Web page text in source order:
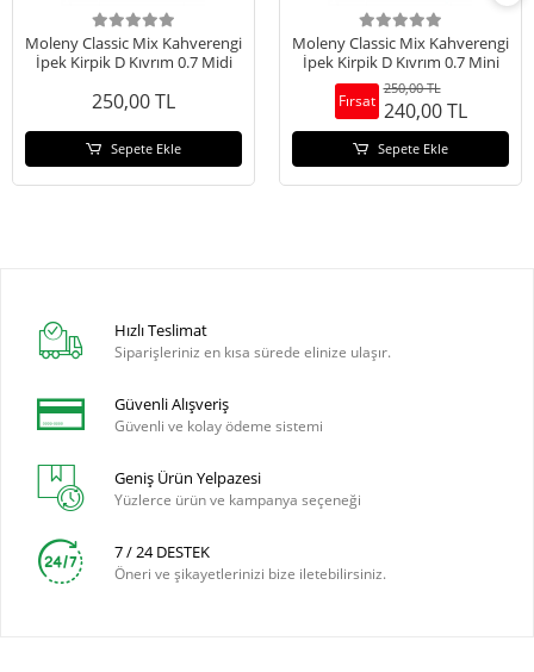
Moleny Classic Mix Kahverengi
İpek Kirpik D Kıvrım 0.7 Midi
250,00 TL
Sepete Ekle
Moleny Classic Mix Kahverengi
İpek Kirpik D Kıvrım 0.7 Mini
Fırsat
250,00 TL
240,00 TL
Sepete Ekle
Hızlı Teslimat
Siparişleriniz en kısa sürede elinize ulaşır.
Güvenli Alışveriş
Güvenli ve kolay ödeme sistemi
Geniş Ürün Yelpazesi
Yüzlerce ürün ve kampanya seçeneği
7 / 24 DESTEK
Öneri ve şikayetlerinizi bize iletebilirsiniz.